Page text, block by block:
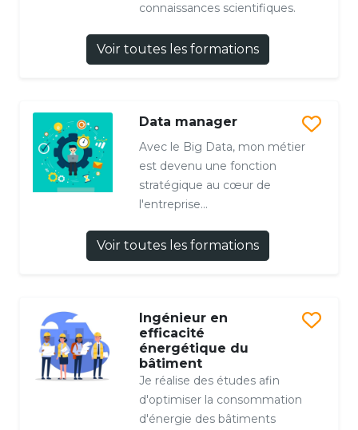
connaissances scientifiques.
Voir toutes les formations
Data manager
Avec le Big Data, mon métier
est devenu une fonction
stratégique au cœur de
l'entreprise...
Voir toutes les formations
Ingénieur en
efficacité
énergétique du
bâtiment
Je réalise des études afin
d'optimiser la consommation
d'énergie des bâtiments